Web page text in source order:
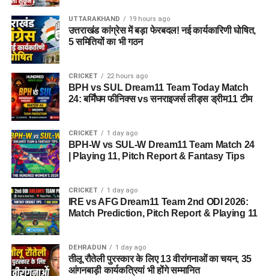
आरोपी पर खुद को केंद्र सरकार, गृह मंत्रालय, रक्षा मंत्रालय और भारतीय
सेना का वरिष्ठ अधिकारी बताकर लोगों से ठगी करने का आरोप है।
3. शिकायत किसने दर्ज कराई थी?
दिल्ली निवासी एक युवती ने शिकायत दर्ज कराई थी। आरोप है कि आरोपी ने
प्रभावशाली सरकारी संपर्कों का झांसा देकर उससे करीब 4.5 लाख रुपये
ठग लिए।
4. आरोपी लोगों को कैसे झांसे में लेता था?
पुलिस के अनुसार, आरोपी अलग-अलग लोगों के सामने अपनी पहचान
बदलता था और खुद को कभी गृह मंत्रालय, कभी रक्षा मंत्रालय तो कभी
सेना का वरिष्ठ अधिकारी बताकर लोगों का भरोसा जीतता था।
5. पुलिस को आरोपी के पास से क्या बरामद
हुआ?
तलाशी के दौरान आरोपी के पास से सेना की वर्दी, बैज, कैप और वॉकी-टॉकी
UTTARAKHAND 19 hours ago
उत्तराखंड कांग्रेस में बड़ा फेरबदल! नई कार्यकारिणी घोषित,
5 समितियों का भी गठन
CRICKET 22 hours ago
BPH vs SUL Dream11 Team Today Match
24: बर्मिंघम फीनिक्स vs सनराइजर्स लीड्स ड्रीम11 टीम
CRICKET 1 day ago
BPH-W vs SUL-W Dream11 Team Match 24
| Playing 11, Pitch Report & Fantasy Tips
CRICKET 1 day ago
IRE vs AFG Dream11 Team 2nd ODI 2026:
Match Prediction, Pitch Report & Playing 11
DEHRADUN 1 day ago
तीलू रौतेली पुरस्कार के लिए 13 वीरांगनाओं का चयन, 35
आंगनबाड़ी कार्यकत्रियां भी होंगे सम्मानित